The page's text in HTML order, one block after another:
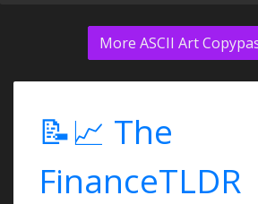
More ASCII Art
📝📈 The
FinanceTLDR